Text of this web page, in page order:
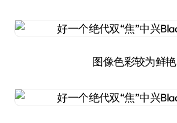
图像色彩较为鲜艳